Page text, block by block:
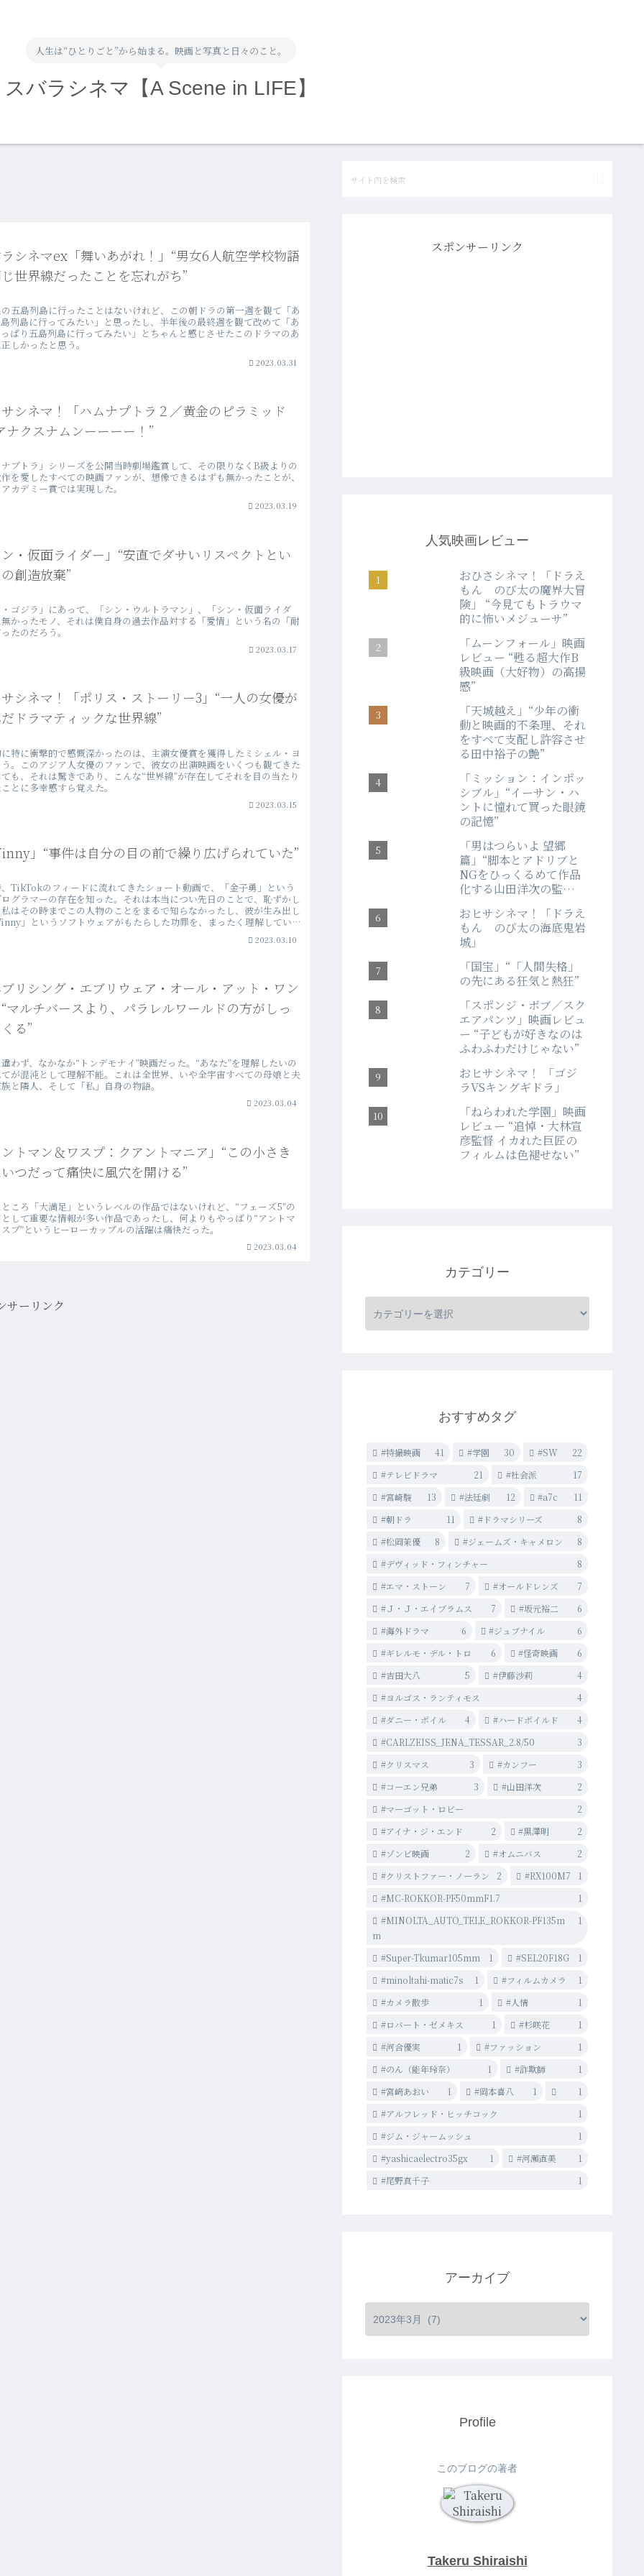
人生は“ひとりごと”から始まる。映画と写真と日々のこと。
スバラシネマ【A Scene in LIFE】
シネマex「舞いあがれ！」“男女6人航空学校物語
世界線だったことを忘れがち”
五島列島に行ったことはないけれど、この朝ドラの第一週を観て「あ
列島に行ってみたい」と思ったし、半年後の最終週を観て改めて「あ
ぱり五島列島に行ってみたい」とちゃんと感じさせたこのドラマのあ
しかったと思う。
2023.03.31
シネマ！「ハムナプトラ２／黄金のピラミッド
ナクスナムンーーーー！”
プトラ」シリーズを公開当時劇場鑑賞して、その限りなくB級よりの
を愛したすべての映画ファンが、想像できるはずも無かったことが、
カデミー賞では実現した。
2023.03.19
・仮面ライダー」“安直でダサいリスペクトとい
創造放棄”
ゴジラ」にあって、「シン・ウルトラマン」、「シン・仮面ライダ
かったモノ、それは僕自身の過去作品対する「愛情」という名の「耐
たのだろう。
2023.03.17
シネマ！「ポリス・ストーリー3」“一人の女優が
ドラマティックな世界線”
特に衝撃的で感慨深かったのは、主演女優賞を獲得したミシェル・ヨ
。このアジア人女優のファンで、彼女の出演映画をいくつも観てきた
も、それは驚きであり、こんな“世界線”が存在してそれを目の当たり
とに多幸感すら覚えた。
2023.03.15
」“事件は自分の目の前で繰り広げられていた”
TikTokのフィードに流れてきたショート動画で、「金子勇」という
グラマーの存在を知った。それは本当につい先日のことで、恥ずかし
はその時までこの人物のことをまるで知らなかったし、彼が生み出し
」というソフトウェアがもたらした功罪を、まったく理解してい
2023.03.10
リシング・エブリウェア・オール・アット・ワン
マルチバースより、パラレルワールドの方がしっ
る”
わず、なかなか“トンデモナイ”映画だった。“あなた”を理解したいの
が混沌として理解不能。これは全世界、いや全宇宙すべての母娘と夫
と隣人、そして「私」自身の物語。
2023.03.04
トマン＆ワスプ：クアントマニア」“この小さき
つだって痛快に風穴を開ける”
ころ「大満足」というレベルの作品ではないけれど、“フェーズ5”の
して重要な情報が多い作品であったし、何よりもやっぱり“アントマ
プ”というヒーローカップルの活躍は痛快だった。
2023.03.04
サーリンク
スポンサーリンク
人気映画レビュー
おひさシネマ！「ドラえ
もん のび太の魔界大冒
険」 “今見てもトラウマ
的に怖いメジューサ”
「ムーンフォール」映画
レビュー “甦る超大作B
級映画（大好物）の高揚
感”
「天城越え」“少年の衝
動と映画的不条理、それ
をすべて支配し許容させ
る田中裕子の艶”
「ミッション：インポッ
シブル」“イーサン・ハ
ントに憧れて買った眼鏡
の記憶”
「男はつらいよ 望郷
篇」“脚本とアドリブと
NGをひっくるめて作品
化する山田洋次の監督
おヒサシネマ！「ドラえ
もん のび太の海底鬼岩
城」
「国宝」“「人間失格」
の先にある狂気と熱狂”
「スポンジ・ボブ／スク
エアパンツ」映画レビュ
ー “子どもが好きなのは
ふわふわだけじゃない”
おヒサシネマ！ 「ゴジ
ラVSキングギドラ」
「ねらわれた学園」映画
レビュー “追悼・大林宣
彦監督 イカれた巨匠の
フィルムは色褪せない”
カテゴリー
おすすめタグ
#特撮映画 41 #学園 30 #SW
22
#テレビドラマ
21 #社会派
17
#宮崎駿
13 #法廷劇 12 #a7c
11
#朝ドラ
11 #ドラマシリーズ
8
#松岡茉優
8 #ジェームズ・キャメロン
8
#デヴィッド・フィンチャー
8
#エマ・ストーン
7 #オールドレンズ
7
#Ｊ・Ｊ・エイブラムス
7 #坂元裕二
6
#海外ドラマ
6 #ジュブナイル
6
#ギレルモ・デル・トロ
6 #怪奇映画
6
#吉田大八
5 #伊藤沙莉
4
#ヨルゴス・ランティモス
4
#ダニー・ボイル
4 #ハードボイルド
4
#CARLZEISS_JENA_TESSAR_2.8/50
3
#クリスマス
3 #カンフー
3
#コーエン兄弟
3 #山田洋次
2
#マーゴット・ロビー
2
#アイナ・ジ・エンド
2 #黒澤明
2
#ゾンビ映画
2 #オムニバス
2
#クリストファー・ノーラン
2 #RX100M7
1
#MC-ROKKOR-PF50mmF1.7
1
#MINOLTA_AUTO_TELE_ROKKOR-PF135m
m
1
#Super-Tkumar105mm 1 #SEL20F18G
1
#minoltahi-matic7s
1 #フィルムカメラ
1
#カメラ散歩
1 #人情
1
#ロバート・ゼメキス
1 #杉咲花
1
#河合優実
1 #ファッション
1
#のん（能年玲奈）
1 #詐欺師
1
#宮﨑あおい
1 #岡本喜八 1
1
#アルフレッド・ヒッチコック
1
#ジム・ジャームッシュ
1
#yashicaelectro35gx
1 #河瀨直美
1
#尾野真千子
1
アーカイブ
Profile
このブログの著者
Takeru Shiraishi